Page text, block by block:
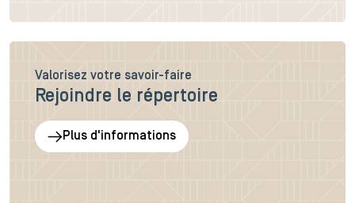
Valorisez votre savoir-faire
Rejoindre le répertoire
Plus d'informations